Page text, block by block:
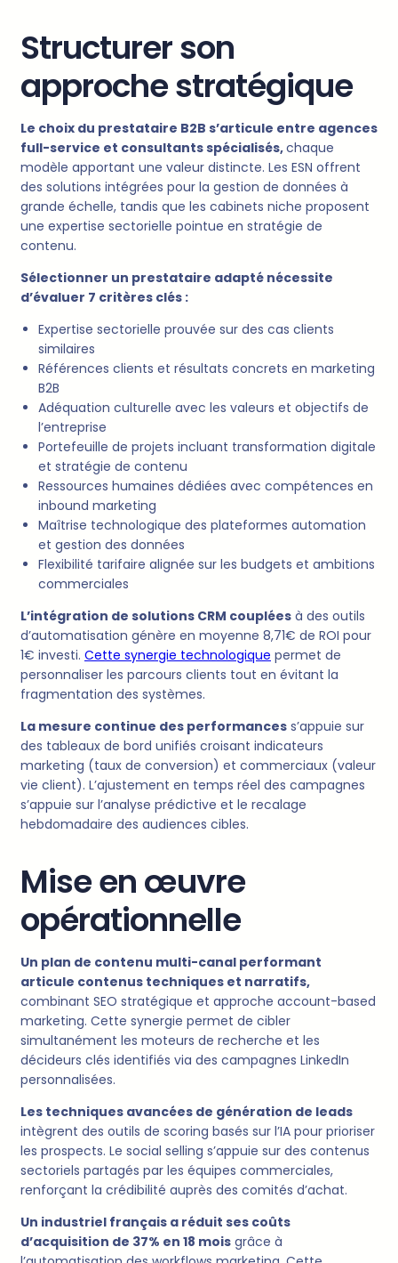
Structurer son
approche stratégique
Le choix du prestataire B2B s’articule entre agences
full-service et consultants spécialisés,chaque
modèle apportant une valeur distincte. Les ESN offrent
des solutions intégrées pour la gestion de données à
grande échelle, tandis que les cabinets niche proposent
une expertise sectorielle pointue en stratégie de
contenu.
Sélectionner un prestataire adapté nécessite
d’évaluer 7 critères clés :
Expertise sectorielle prouvée sur des cas clients
similaires
Références clients et résultats concrets en marketing
B2B
Adéquation culturelle avec les valeurs et objectifs de
l’entreprise
Portefeuille de projets incluant transformation digitale
et stratégie de contenu
Ressources humaines dédiées avec compétences en
inbound marketing
Maîtrise technologique des plateformes automation
et gestion des données
Flexibilité tarifaire alignée sur les budgets et ambitions
commerciales
L’intégration de solutions CRM couplées à des outils
d’automatisation génère en moyenne 8,71€ de ROI pour
1€ investi. Cette synergie technologique permet de
personnaliser les parcours clients tout en évitant la
fragmentation des systèmes.
La mesure continue des performances s’appuie sur
des tableaux de bord unifiés croisant indicateurs
marketing (taux de conversion) et commerciaux (valeur
vie client). L’ajustement en temps réel des campagnes
s’appuie sur l’analyse prédictive et le recalage
hebdomadaire des audiences cibles.
Mise en œuvre
opérationnelle
Un plan de contenu multi-canal performant
articule contenus techniques et narratifs,
combinant SEO stratégique et approche account-based
marketing. Cette synergie permet de cibler
simultanément les moteurs de recherche et les
décideurs clés identifiés via des campagnes LinkedIn
personnalisées.
Les techniques avancées de génération de leads
intègrent des outils de scoring basés sur l’IA pour prioriser
les prospects. Le social selling s’appuie sur des contenus
sectoriels partagés par les équipes commerciales,
renforçant la crédibilité auprès des comités d’achat.
Un industriel français a réduit ses coûts
d’acquisition de 37% en 18 mois grâce à